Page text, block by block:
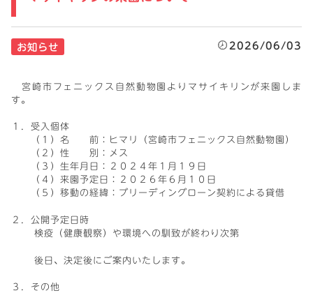
お知らせ 2026/06/03
宮崎市フェニックス自然動物園よりマサイキリンが来園しま
す。
１．受入個体
（１）名 前：ヒマリ（宮崎市フェニックス自然動物園）
（２）性 別：メス
（３）生年月日：２０２４年１月１９日
（４）来園予定日：２０２６年６月１０日
（５）移動の経緯：ブリーディングローン契約による貸借
２．公開予定日時
検疫（健康観察）や環境への馴致が終わり次第
後日、決定後にご案内いたします。
３．その他